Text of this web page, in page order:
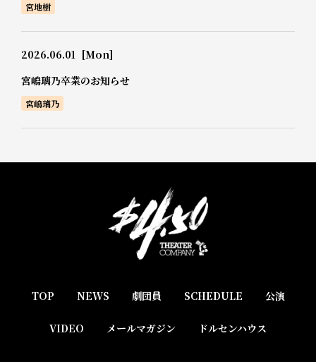
宮地樹
2026.06.01 [Mon]
宮嶋璃乃卒業のお知らせ
宮嶋璃乃
TOP NEWS 劇団員 SCHEDULE 公演
VIDEO メールマガジン ドルセンハウス